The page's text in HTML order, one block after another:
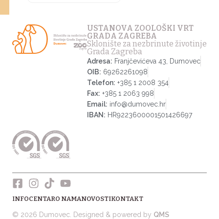
USTANOVA ZOOLOŠKI VRT
GRADA ZAGREBA
Sklonište za nezbrinute životinje
Grada Zagreba
Adresa: Franjčevićeva 43, Dumovec
OIB: 69262261098
Telefon: +385 1 2008 354
Fax: +385 1 2063 998
Email: info@dumovec.hr
IBAN: HR9223600001501426697
INFOCENTARO NAMANOVOSTIKONTAKT
© 2026 Dumovec. Designed & powered by QMS